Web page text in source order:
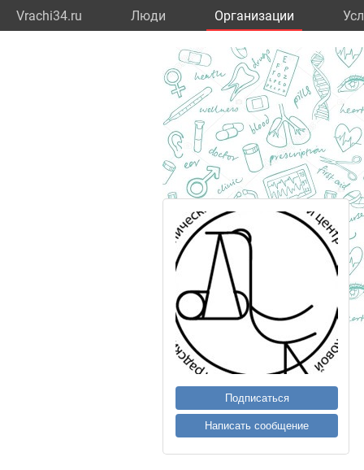
Vrachi34.ru Люди Организации
Подписаться
Написать сообщение